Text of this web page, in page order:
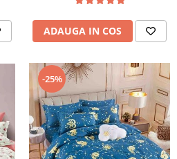
ADAUGA IN COS
-25%